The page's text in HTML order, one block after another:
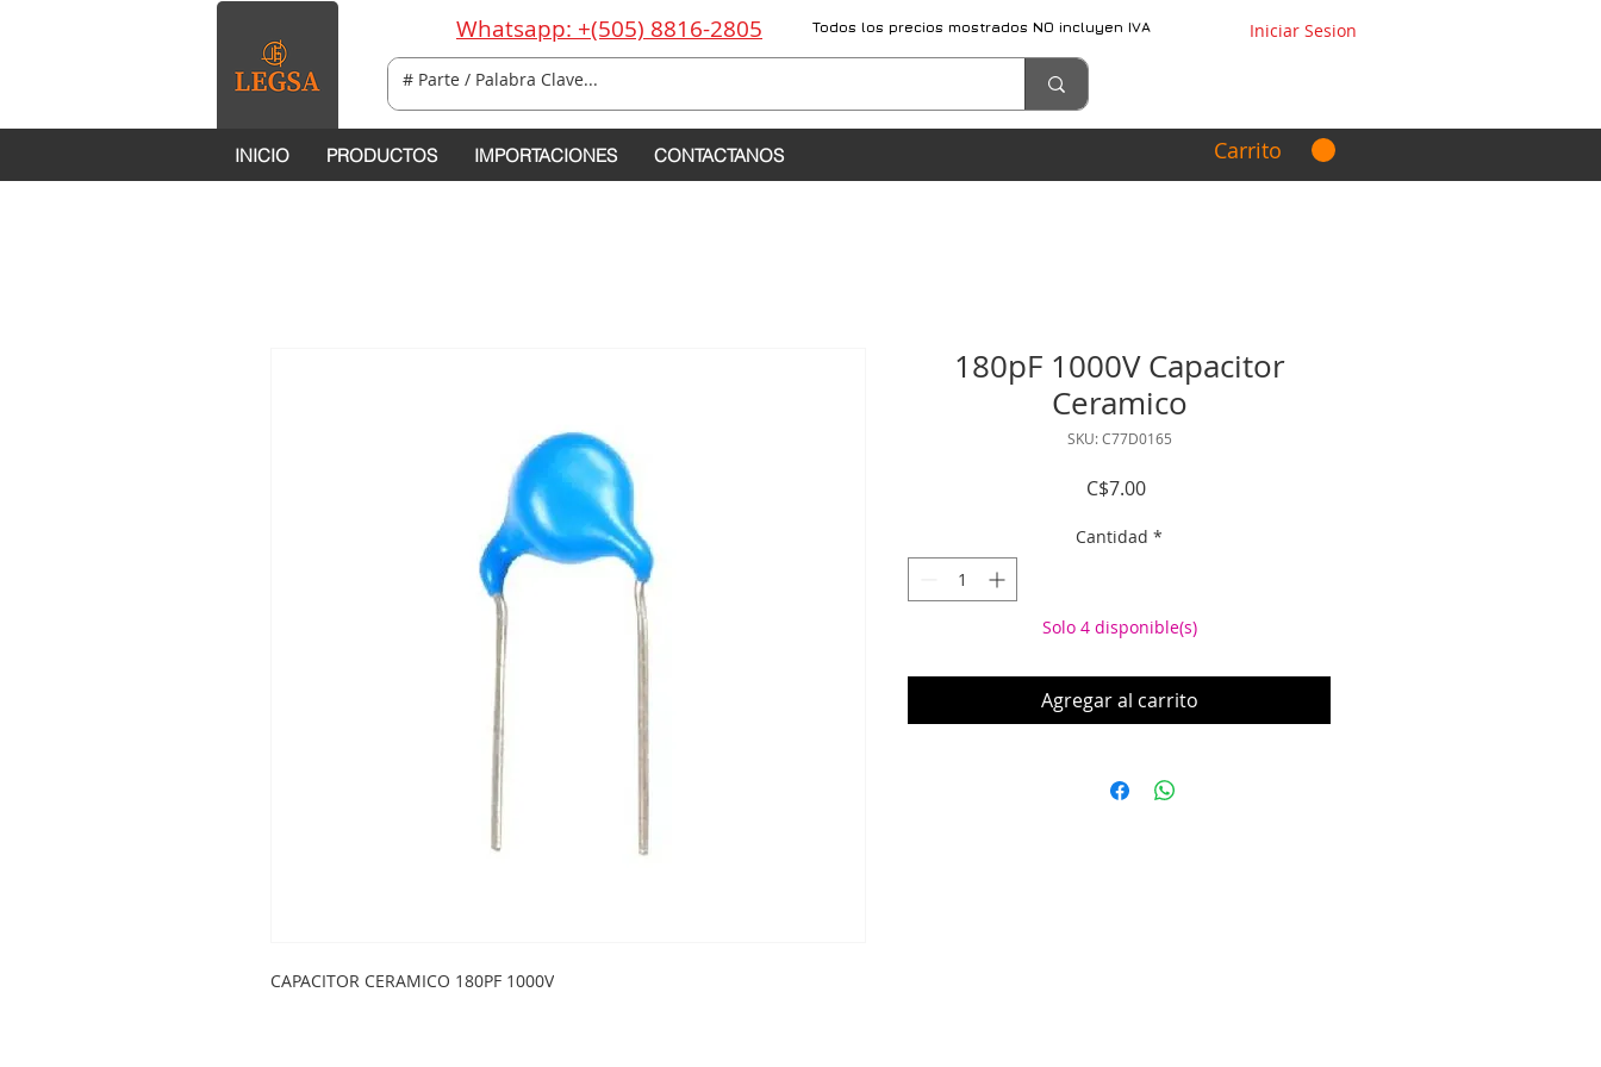
Whatsapp: +(505) 8816-2805 Todos los precios mostrados NO incluyen IVA Iniciar Sesion
INICIO PRODUCTOS IMPORTACIONES CONTACTANOS Carrito
CAPACITOR CERAMICO 180PF 1000V
180pF 1000V Capacitor
Ceramico
SKU: C77D0165
C$7.00Precio
Cantidad *
Solo 4 disponible(s)
Agregar al carrito